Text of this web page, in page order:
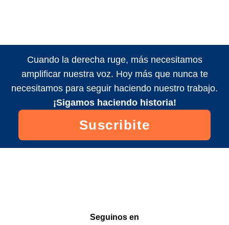
Cuando la derecha ruge, más necesitamos
amplificar nuestra voz. Hoy más que nunca te
necesitamos para seguir haciendo nuestro trabajo.
¡Sigamos haciendo historia!
Suscribite
Seguinos en